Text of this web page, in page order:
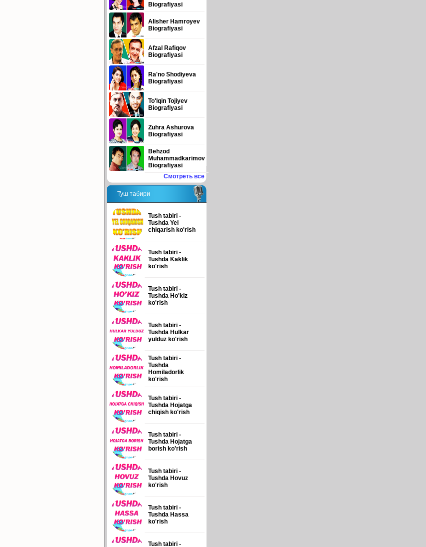
Biografiyasi
Alisher Hamroyev
Biografiyasi
Afzal Rafiqov
Biografiyasi
Ra'no Shodiyeva
Biografiyasi
To'lqin Tojiyev
Biografiyasi
Zuhra Ashurova
Biografiyasi
Behzod
Muhammadkarimov
Biografiyasi
Смотреть все
Туш табири
Tush tabiri -
Tushda Yel
chiqarish ko'rish
Tush tabiri -
Tushda Kaklik
ko'rish
Tush tabiri -
Tushda Ho'kiz
ko'rish
Tush tabiri -
Tushda Hulkar
yulduz ko'rish
Tush tabiri -
Tushda
Homiladorlik
ko'rish
Tush tabiri -
Tushda Hojatga
chiqish ko'rish
Tush tabiri -
Tushda Hojatga
borish ko'rish
Tush tabiri -
Tushda Hovuz
ko'rish
Tush tabiri -
Tushda Hassa
ko'rish
Tush tabiri -